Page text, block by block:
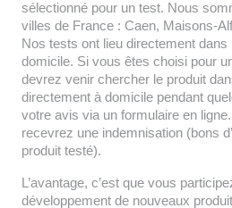
sélectionné pour un test. Nous
villes de France : Caen, Maisons-
Nos tests ont lieu directement
domicile. Si vous êtes choisi pour
devrez venir chercher le produit
directement à domicile pendant
votre avis via un formulaire en
recevrez une indemnisation (bons
produit testé).
L’avantage, c’est que vous
développement de nouveaux